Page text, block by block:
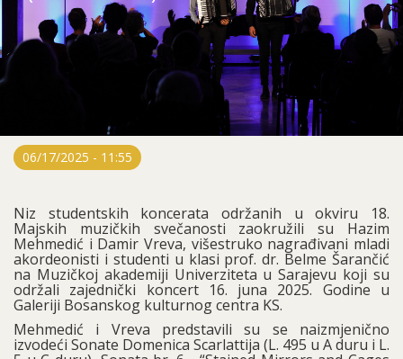
06/17/2025 - 11:55
Niz studentskih koncerata održanih u okviru 18.
Majskih muzičkih svečanosti zaokružili su Hazim
Mehmedić i Damir Vreva, višestruko nagrađivani mladi
akordeonisti i studenti u klasi prof. dr. Belme Šarančić
na Muzičkoj akademiji Univerziteta u Sarajevu koji su
održali zajednički koncert 16. juna 2025. Godine u
Galeriji Bosanskog kulturnog centra KS.
Mehmedić i Vreva predstavili su se naizmjenično
izvodeći Sonate Domenica Scarlattija (L. 495 u A duru i L.